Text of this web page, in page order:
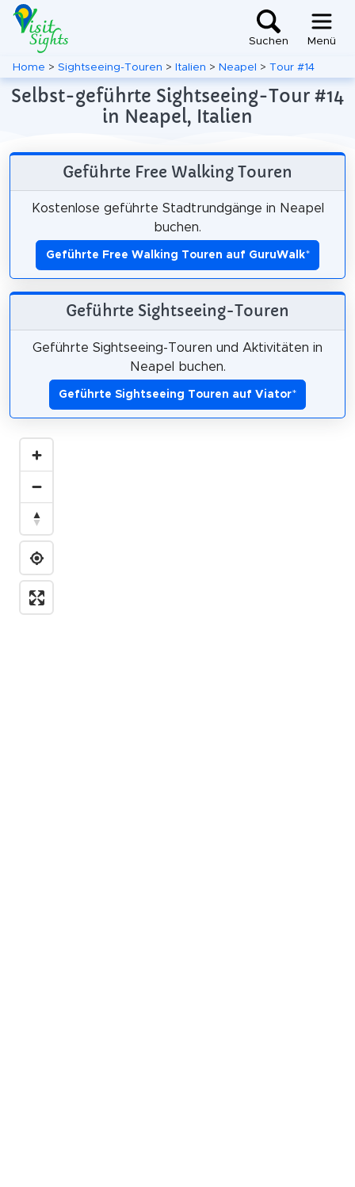
Suchen Menü
Home > Sightseeing-Touren > Italien > Neapel > Tour #14
Selbst-geführte Sightseeing-Tour #14
in Neapel, Italien
Geführte Free Walking Touren
Kostenlose geführte Stadtrundgänge in Neapel
buchen.
Geführte Free Walking Touren auf GuruWalk*
Geführte Sightseeing-Touren
Geführte Sightseeing-Touren und Aktivitäten in
Neapel buchen.
Geführte Sightseeing Touren auf Viator*